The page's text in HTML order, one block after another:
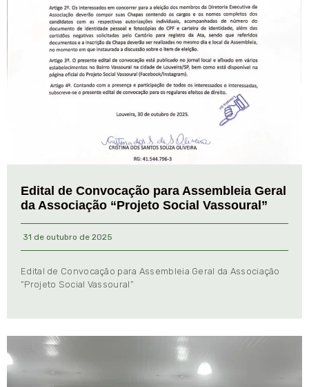
Edital de Convocação para Assembleia Geral
da Associação “Projeto Social Vassoural”
31 de outubro de 2025
Edital de Convocação para Assembleia Geral da Associação
“Projeto Social Vassoural”